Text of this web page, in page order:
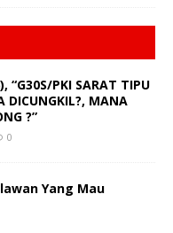
PKI SARAT TIPU
DICUNGKIL?, MANA
?”
0
Yang Mau